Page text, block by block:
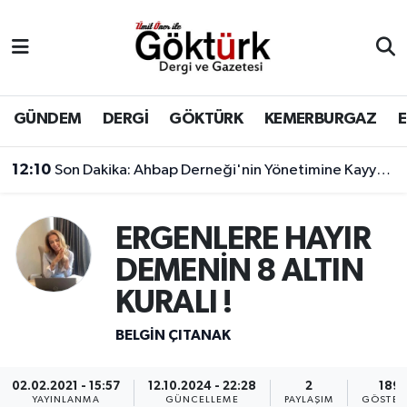
GÜNDEM DERGİ GÖKTÜRK KEMERBURGAZ
12:10 Son Dakika: Ahbap Derneği'nin Yönetimine Kayyum Atandı
ERGENLERE HAYIR
DEMENİN 8 ALTIN
KURALI !
BELGİN ÇITANAK
02.02.2021 - 15:57
YAYINLANMA
12.10.2024 - 22:28
GÜNCELLEME
2
PAYLAŞIM
189
BİLİM
DERGİ
EĞİTİM
EKONOMİ
GÜNDEM
Eyüpsultan Hava Durumu
Eyüpsultan Trafik Yoğunluk Haritası
Süper Lig Puan Durumu ve Fikstür
Son Dakika Haberleri
Haber Arşivi